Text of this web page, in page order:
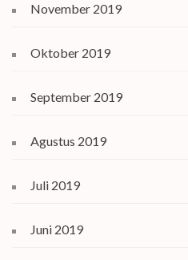
November 2019
Oktober 2019
September 2019
Agustus 2019
Juli 2019
Juni 2019